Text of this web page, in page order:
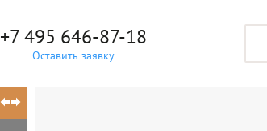
+7 495 646-87-18
Оставить заявку